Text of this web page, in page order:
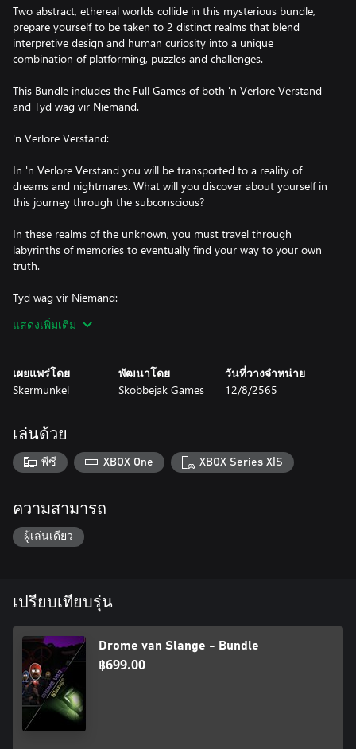
Two abstract, ethereal worlds collide in this mysterious bundle,
prepare yourself to be taken to 2 distinct realms that blend
interpretive design and human curiosity into a unique
combination of platforming, puzzles and challenges.
This Bundle includes the Full Games of both 'n Verlore Verstand
and Tyd wag vir Niemand.
'n Verlore Verstand:
In 'n Verlore Verstand you will be transported to a reality of
dreams and nightmares. What will you discover about yourself in
this journey through the subconscious?
In these realms of the unknown, you must travel through
labyrinths of memories to eventually find your way to your own
truth.
Tyd wag vir Niemand:
Manipulate time to your will at any moment to solve challenges,
Tyd wag vir Niemand is an indie abstract adventure filled with
engage you in a world of mystery and wonder.
แสดงเพิ่มเติม
เผยแพร่โดย
Skermunkel
พัฒนาโดย
Skobbejak Games
วันที่วางจำหน่าย
12/8/2565
เล่นด้วย
พีซี XBOX One XBOX Series X|S
ความสามารถ
ผู้เล่นเดียว
เปรียบเทียบรุ่น
Drome van Slange - Bundle
฿699.00